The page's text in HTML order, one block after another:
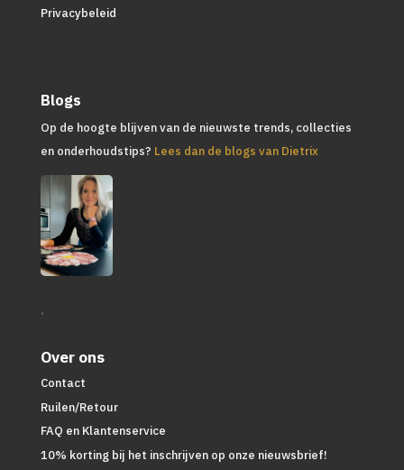
Privacybeleid
Blogs
Op de hoogte blijven van de nieuwste trends, collecties
en onderhoudstips? Lees dan de blogs van Dietrix
.
Over ons
Contact
Ruilen/Retour
FAQ en Klantenservice
10% korting bij het inschrijven op onze nieuwsbrief!